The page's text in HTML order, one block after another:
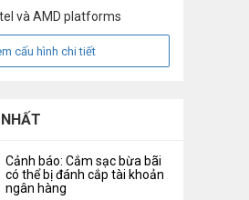
và AMD platforms
cấu hình chi tiết
Cảnh báo: Cắm sạc bừa bãi
có thể bị đánh cắp tài khoản
ngân hàng